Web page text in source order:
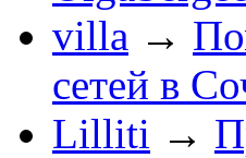
villa →
сетей в
Lilliti →